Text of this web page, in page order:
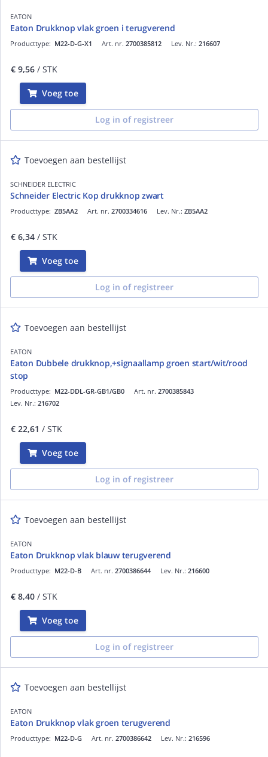
EATON
Eaton Drukknop vlak groen i terugverend
Art. nr. 2700385812
Producttype: M22-D-G-X1 Lev. Nr.: 216607
€ 9,56 / STK
Voeg toe
Log in of registreer
Toevoegen aan bestellijst
SCHNEIDER ELECTRIC
Schneider Electric Kop drukknop zwart
Art. nr. 2700334616
Producttype: ZB5AA2 Lev. Nr.: ZB5AA2
€ 6,34 / STK
Voeg toe
Log in of registreer
Toevoegen aan bestellijst
EATON
Eaton Dubbele drukknop,+signaallamp groen start/wit/rood
stop
Art. nr. 2700385843
Producttype: M22-DDL-GR-GB1/GB0
Lev. Nr.: 216702
€ 22,61 / STK
Voeg toe
Log in of registreer
Toevoegen aan bestellijst
EATON
Eaton Drukknop vlak blauw terugverend
Art. nr. 2700386644
Producttype: M22-D-B Lev. Nr.: 216600
€ 8,40 / STK
Voeg toe
Log in of registreer
Toevoegen aan bestellijst
EATON
Eaton Drukknop vlak groen terugverend
Art. nr. 2700386642
Producttype: M22-D-G Lev. Nr.: 216596